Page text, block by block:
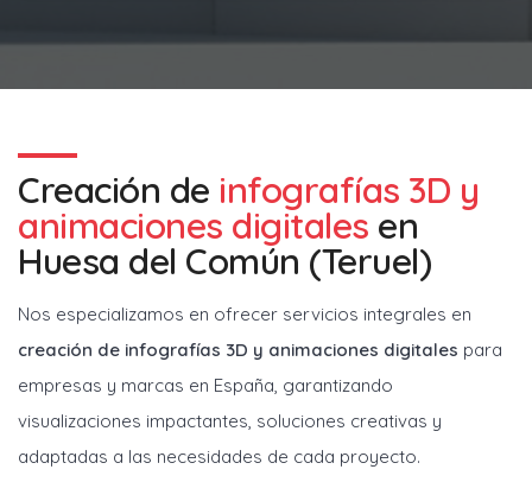
Creación de infografías 3D y
animaciones digitales en
Huesa del Común (Teruel)
Nos especializamos en ofrecer servicios integrales en
creación de infografías 3D y animaciones digitales para
empresas y marcas en España, garantizando
visualizaciones impactantes, soluciones creativas y
adaptadas a las necesidades de cada proyecto.